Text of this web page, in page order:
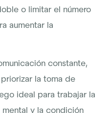
o limitar el número
aumentar la
constante,
la toma de
ideal para trabajar la
y la condición